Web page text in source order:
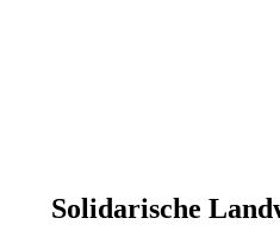
Solidarische